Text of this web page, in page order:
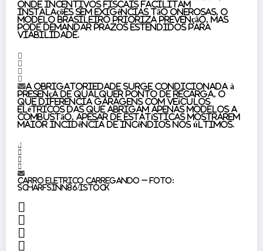
onde incentivos fiscais facilitam
instalações sem exigências tão onerosas, o
modelo brasileiro prioriza prevenção, mas
pode demandar prazos estendidos para
viabilidade.
A obrigatoriedade surge condicionada à
presença de qualquer ponto de recarga, o
que diferencia garagens com veículos
elétricos das que abrigam apenas modelos a
combustão, apesar de estatísticas mostrarem
maior incidência de incêndios nos últimos.
Carro eletrico carregando – Foto:
Scharfsinn86/istock